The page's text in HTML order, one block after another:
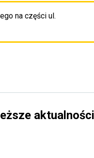
na części ul.
do porzpedniego
aktualności